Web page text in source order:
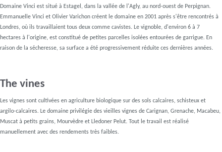
Domaine Vinci est situé à Estagel, dans la vallée de l'Agly, au nord-ouest de Perpignan.
Emmanuelle Vinci et Olivier Varichon créent le domaine en 2001 après s'être rencontrés à
Londres, où ils travaillaient tous deux comme cavistes. Le vignoble, d'environ 6 à 7
hectares à l'origine, est constitué de petites parcelles isolées entourées de garrigue. En
raison de la sécheresse, sa surface a été progressivement réduite ces dernières années.
The vines
Les vignes sont cultivées en agriculture biologique sur des sols calcaires, schisteux et
argilo-calcaires. Le domaine privilégie des vieilles vignes de Carignan, Grenache, Macabeu,
Muscat à petits grains, Mourvèdre et Lledoner Pelut. Tout le travail est réalisé
manuellement avec des rendements très faibles.